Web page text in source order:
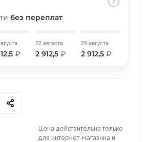
без переплат
₽
22 августа
2 912,5 ₽
29 августа
2 912,5 ₽
Цена действительна только
для интернет-магазина и
раз в 2 недели